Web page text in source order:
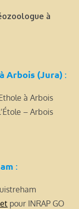
à
Arbois (Jura) :
à Arbois
– Arbois
:
pour INRAP GO